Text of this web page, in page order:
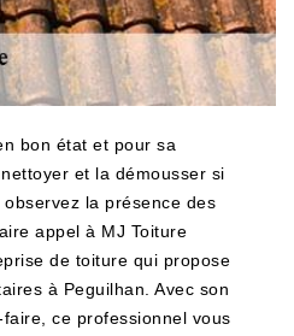
bon état et pour sa
et la démousser si
observez la présence des
appel à MJ Toiture
de toiture qui propose
à Peguilhan. Avec son
ce professionnel vous